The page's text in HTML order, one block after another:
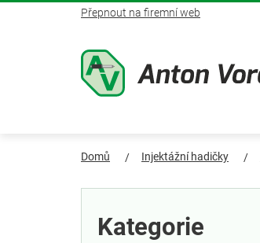
Přejít
Přepnout na firemní web
Domů Injektážní hadičky
P
Kategorie